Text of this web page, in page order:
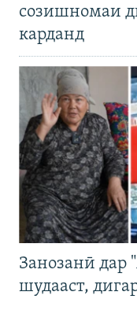
созишномаи
карданд
Занозанӣ дар
шудааст,